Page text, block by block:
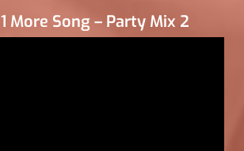
1 More Song – Party Mix 2